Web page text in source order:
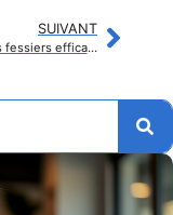
SUIVANT
Muscler ses fessiers efficacement : exercices et conseils pour progresser